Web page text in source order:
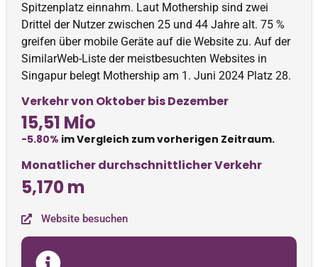
Spitzenplatz einnahm. Laut Mothership sind zwei
Drittel der Nutzer zwischen 25 und 44 Jahre alt. 75 %
greifen über mobile Geräte auf die Website zu. Auf der
SimilarWeb-Liste der meistbesuchten Websites in
Singapur belegt Mothership am 1. Juni 2024 Platz 28.
Verkehr von Oktober bis Dezember
15,51 Mio
-5.80% im Vergleich zum vorherigen Zeitraum.
Monatlicher durchschnittlicher Verkehr
5,170 m
Website besuchen